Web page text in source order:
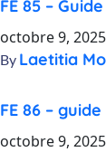
FE 85 –
octobre 9, 2025
By Laetitia
FE 86 –
octobre 9, 2025